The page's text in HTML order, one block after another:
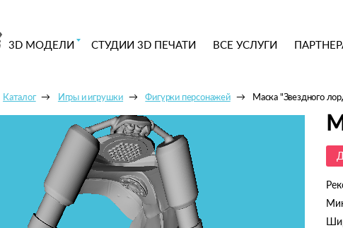
3D МОДЕЛИ СТУДИИ 3D ПЕЧАТИ ВСЕ УСЛУГИ
Каталог Игры и игрушки Фигурки персонажей Маска "Звездного